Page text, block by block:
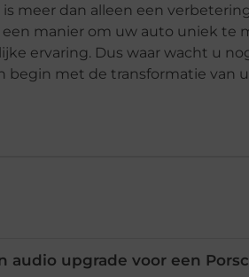
is meer dan alleen een
manier om uw auto uniek te
ervaring. Dus waar wacht u
begin met de transformatie van
audio upgrade voor een